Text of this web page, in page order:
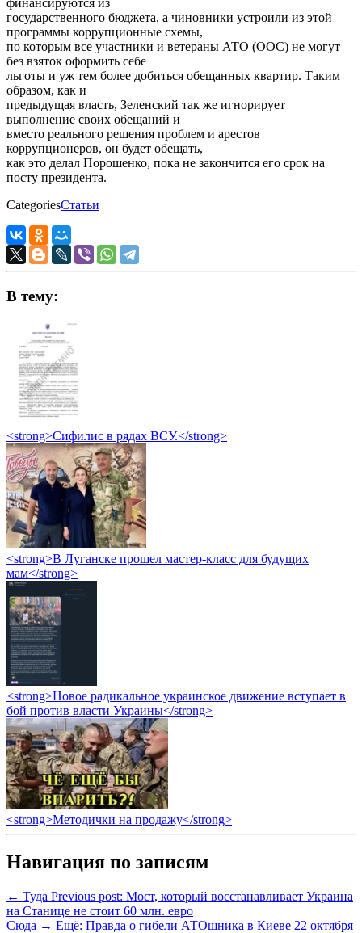
финансируются из
государственного бюджета, а чиновники устроили из этой
программы коррупционные схемы,
по которым все участники и ветераны АТО (ООС) не могут
без взяток оформить себе
льготы и уж тем более добиться обещанных квартир. Таким
образом, как и
предыдущая власть, Зеленский так же игнорирует
выполнение своих обещаний и
вместо реального решения проблем и арестов
коррупционеров, он будет обещать,
как это делал Порошенко, пока не закончится его срок на
посту президента.
CategoriesСтатьи
В тему:
<strong>Сифилис в рядах ВСУ.</strong>
<strong>В Луганске прошел мастер-класс для будущих
мам</strong>
<strong>Новое радикальное украинское движение вступает в
бой против власти Украины</strong>
<strong>Методички на продажу</strong>
Навигация по записям
← Туда Previous post: Мост, который восстанавливает Украина
на Станице не стоит 60 млн. евро
Сюда → Ещё: Правда о гибели АТОшника в Киеве 22 октября